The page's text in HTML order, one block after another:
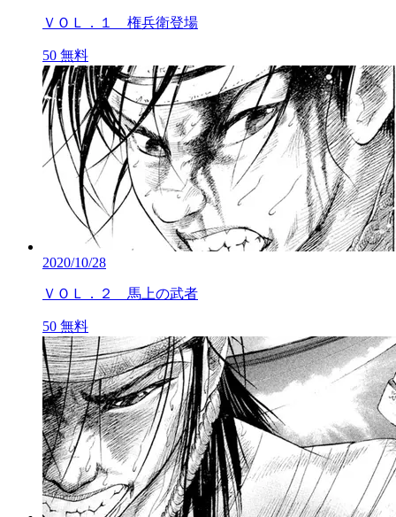
ＶＯＬ．１ 権兵衛登場
50 無料
2020/10/28
ＶＯＬ．２ 馬上の武者
50 無料